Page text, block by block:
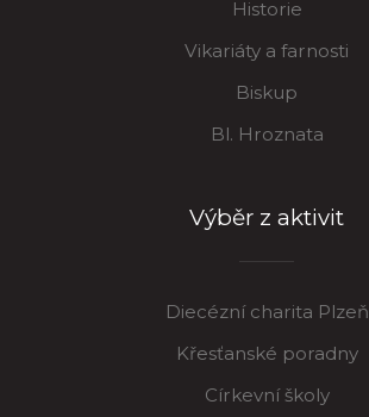
Historie
Vikariáty a farnosti
Biskup
Bl. Hroznata
Výběr z aktivit
Diecézní charita Plzeň
Křesťanské poradny
Církevní školy